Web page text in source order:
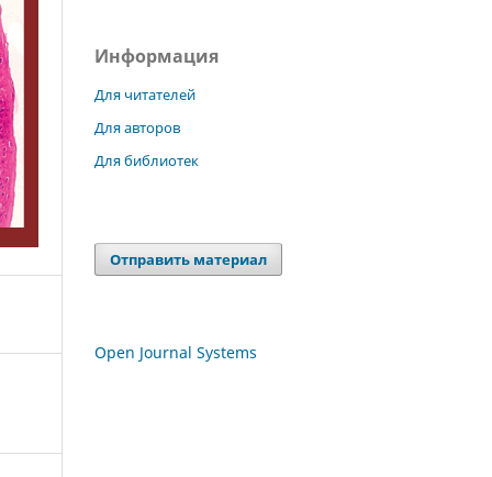
Информация
Для читателей
Для авторов
Для библиотек
Отправить материал
Open Journal Systems